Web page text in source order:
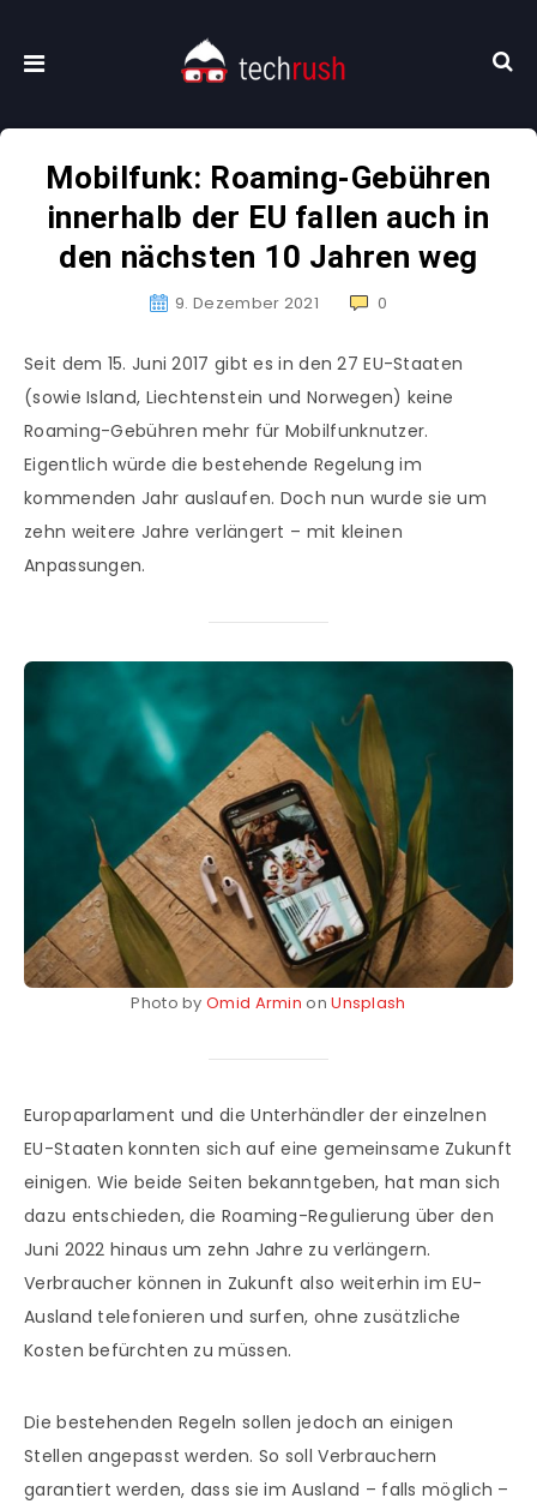
Mobilfunk: Roaming-Gebühren
innerhalb der EU fallen auch in
den nächsten 10 Jahren weg
9. Dezember 2021 0
Seit dem 15. Juni 2017 gibt es in den 27 EU-Staaten
(sowie Island, Liechtenstein und Norwegen) keine
Roaming-Gebühren mehr für Mobilfunknutzer.
Eigentlich würde die bestehende Regelung im
kommenden Jahr auslaufen. Doch nun wurde sie um
zehn weitere Jahre verlängert – mit kleinen
Anpassungen.
Photo byOmid Armin onUnsplash
Europaparlament und die Unterhändler der einzelnen
EU-Staaten konnten sich auf eine gemeinsame Zukunft
einigen. Wie beide Seiten bekanntgeben, hat man sich
dazu entschieden, die Roaming-Regulierung über den
Juni 2022 hinaus um zehn Jahre zu verlängern.
Verbraucher können in Zukunft also weiterhin im EU-
Ausland telefonieren und surfen, ohne zusätzliche
Kosten befürchten zu müssen.
Die bestehenden Regeln sollen jedoch an einigen
Stellen angepasst werden. So soll Verbrauchern
garantiert werden, dass sie im Ausland – falls möglich –